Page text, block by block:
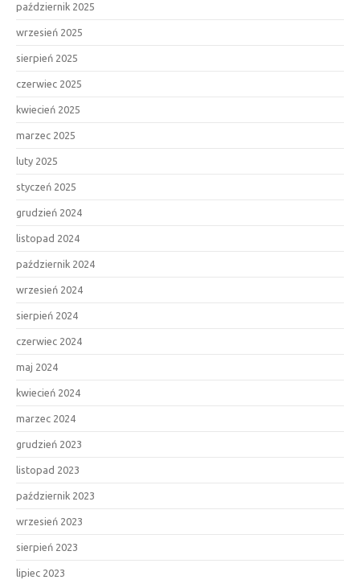
październik 2025
wrzesień 2025
sierpień 2025
czerwiec 2025
kwiecień 2025
marzec 2025
luty 2025
styczeń 2025
grudzień 2024
listopad 2024
październik 2024
wrzesień 2024
sierpień 2024
czerwiec 2024
maj 2024
kwiecień 2024
marzec 2024
grudzień 2023
listopad 2023
październik 2023
wrzesień 2023
sierpień 2023
lipiec 2023